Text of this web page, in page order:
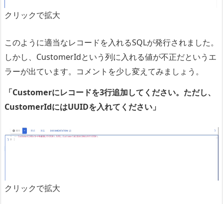
クリックで拡大
このように適当なレコードを入れるSQLが発行されました。
しかし、CustomerIdという列に入れる値が不正だというエ
ラーが出ています。コメントを少し変えてみましょう。
「Customerにレコードを3行追加してください。ただし、
CustomerIdにはUUIDを入れてください」
クリックで拡大